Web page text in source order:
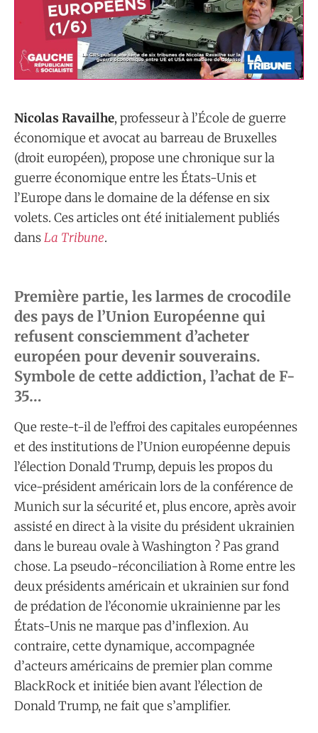
Nicolas Ravailhe, professeur à l’École de guerre
économique et avocat au barreau de Bruxelles
(droit européen), propose une chronique sur la
guerre économique entre les États-Unis et
l’Europe dans le domaine de la défense en six
volets. Ces articles ont été initialement publiés
dansLa Tribune.
Première partie, les larmes de crocodile
des pays de l’Union Européenne qui
refusent consciemment d’acheter
européen pour devenir souverains.
Symbole de cette addiction, l’achat de F-
35…
Que reste-t-il de l’effroi des capitales européennes
et des institutions de l’Union européenne depuis
l’élection Donald Trump, depuis les propos du
vice-président américain lors de la conférence de
Munich sur la sécurité et, plus encore, après avoir
assisté en direct à la visite du président ukrainien
dans le bureau ovale à Washington ? Pas grand
chose. La pseudo-réconciliation à Rome entre les
deux présidents américain et ukrainien sur fond
de prédation de l’économie ukrainienne par les
États-Unis ne marque pas d’inflexion. Au
contraire, cette dynamique, accompagnée
d’acteurs américains de premier plan comme
BlackRock et initiée bien avant l’élection de
Donald Trump, ne fait que s’amplifier.